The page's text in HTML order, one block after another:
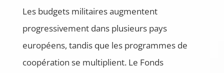
Les budgets militaires augmentent
progressivement dans plusieurs pays
européens, tandis que les programmes de
coopération se multiplient. Le Fonds